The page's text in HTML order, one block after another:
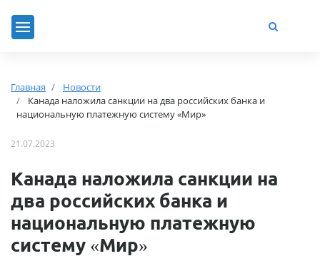
Главная
Новости
Канада наложила санкции на два российских банка и
национальную платежную систему «Мир»
21.07.2023
Канада наложила санкции на
два российских банка и
национальную платежную
систему «Мир»